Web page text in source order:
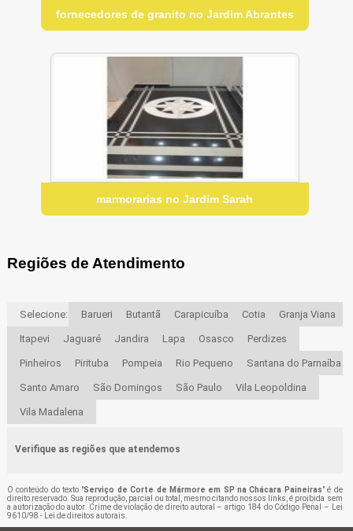
fornecedores de granito no Jardim Abrantes
marmorarias no Jardim Sarah
Regiões de Atendimento
Selecione: Barueri Butantã Carapicuíba Cotia Granja Viana
Itapevi Jaguaré Jandira Lapa Osasco Perdizes
Pinheiros Pirituba Pompeia Rio Pequeno Santana do Parnaíba
Santo Amaro São Domingos São Paulo Vila Leopoldina
Vila Madalena
Verifique as regiões que atendemos
O conteúdo do texto "Serviço de Corte de Mármore em SP na Chácara Paineiras" é de
direito reservado. Sua reprodução, parcial ou total, mesmo citando nossos links, é proibida sem
a autorização do autor. Crime de violação de direito autoral – artigo 184 do Código Penal –
Lei
9610/98 - Lei de direitos autorais